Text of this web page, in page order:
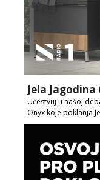
Jela
Učestvuj u našoj
Onyx koje poklanja